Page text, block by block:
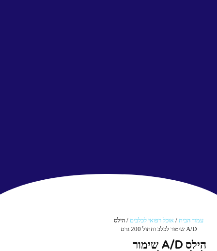
עמוד הבית /אוכל רפואי לכלבים / הילס
A/D שימור לכלב וחתול 200 גרם
הילס A/D שימור